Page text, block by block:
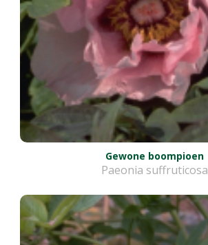
Gewone boompioen
Paeonia suffruticosa